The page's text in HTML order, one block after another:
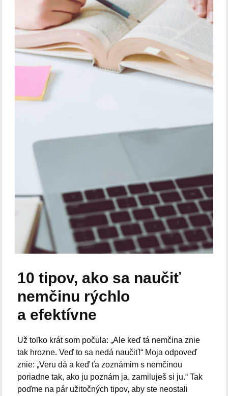
10 tipov, ako sa naučiť
nemčinu rýchlo
a efektívne
Už toľko krát som počula: „Ale keď tá nemčina znie
tak hrozne. Veď to sa nedá naučiť!“ Moja odpoveď
znie: „Veru dá a keď ťa zoznámim s nemčinou
poriadne tak, ako ju poznám ja, zamiluješ si ju.“ Tak
poďme na pár užitočných tipov, aby ste neostali